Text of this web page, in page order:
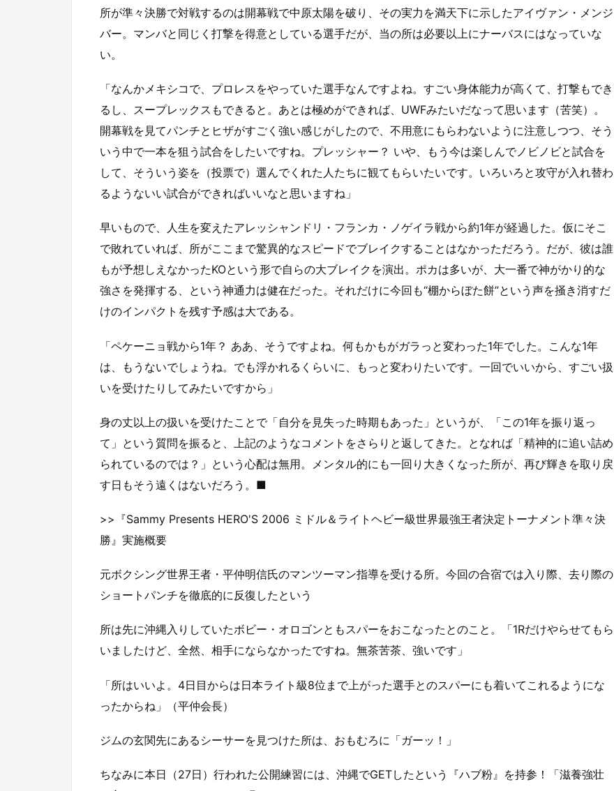
所が準々決勝で対戦するのは開幕戦で中原太陽を破り、その実力を満天下に示したアイヴァン・メンジ
バー。マンバと同じく打撃を得意としている選手だが、当の所は必要以上にナーバスにはなっていな
い。
「なんかメキシコで、プロレスをやっていた選手なんですよね。すごい身体能力が高くて、打撃もでき
るし、スープレックスもできると。あとは極めができれば、UWFみたいだなって思います（苦笑）。
開幕戦を見てパンチとヒザがすごく強い感じがしたので、不用意にもらわないように注意しつつ、そう
いう中で一本を狙う試合をしたいですね。プレッシャー？ いや、もう今は楽しんでノビノビと試合を
して、そういう姿を（投票で）選んでくれた人たちに観てもらいたいです。いろいろと攻守が入れ替わ
るようないい試合ができればいいなと思いますね」
早いもので、人生を変えたアレッシャンドリ・フランカ・ノゲイラ戦から約1年が経過した。仮にそこ
で敗れていれば、所がここまで驚異的なスピードでブレイクすることはなかっただろう。だが、彼は誰
もが予想しえなかったKOという形で自らの大ブレイクを演出。ポカは多いが、大一番で神がかり的な
強さを発揮する、という神通力は健在だった。それだけに今回も“棚からぼた餅”という声を掻き消すだ
けのインパクトを残す予感は大である。
「ペケーニョ戦から1年？ ああ、そうですよね。何もかもがガラっと変わった1年でした。こんな1年
は、もうないでしょうね。でも浮かれるくらいに、もっと変わりたいです。一回でいいから、すごい扱
いを受けたりしてみたいですから」
身の丈以上の扱いを受けたことで「自分を見失った時期もあった」というが、「この1年を振り返っ
て」という質問を振ると、上記のようなコメントをさらりと返してきた。となれば「精神的に追い詰め
られているのでは？」という心配は無用。メンタル的にも一回り大きくなった所が、再び輝きを取り戻
す日もそう遠くはないだろう。■
>>『Sammy Presents HERO'S 2006 ミドル＆ライトヘビー級世界最強王者決定トーナメント準々決
勝』実施概要
元ボクシング世界王者・平仲明信氏のマンツーマン指導を受ける所。今回の合宿では入り際、去り際の
ショートパンチを徹底的に反復したという
所は先に沖縄入りしていたボビー・オロゴンともスパーをおこなったとのこと。「1Rだけやらせてもら
いましたけど、全然、相手にならなかったですね。無茶苦茶、強いです」
「所はいいよ。4日目からは日本ライト級8位まで上がった選手とのスパーにも着いてこれるようにな
ったからね」（平仲会長）
ジムの玄関先にあるシーサーを見つけた所は、おもむろに「ガーッ！」
ちなみに本日（27日）行われた公開練習には、沖縄でGETしたという『ハブ粉』を持参！「滋養強壮